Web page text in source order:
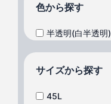
色から探す
半透明(白半透明)
サイズから探す
45L